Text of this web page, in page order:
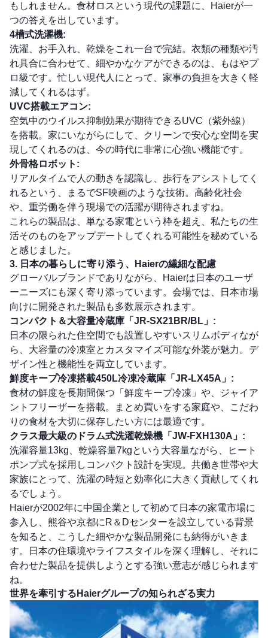
もしれません。食材ロスという現代の課題に、Haierが一
つの答えを出しています。
4槽式洗濯機:
洗濯、お手入れ、乾燥をこれ一台で完結。衣類の種類や汚
れ具合に合わせて、細やかなケアができるのは、もはやプ
ロ級です。忙しい現代人にとって、家事の負担を大きく軽
減してくれるはず。
UVC搭載エアコン:
空気中のウイルス抑制効果が期待できるUVC（紫外線）
を搭載。家にいながらにして、クリーンで安心な空間を実
現してくれるのは、今の時代に非常に心強い機能です。
外骨格ロボット:
リアルタイムで人の動きを認識し、歩行をアシストしてく
れるという、まるでSF映画のような技術。高齢化社会
や、重労働を伴う現場での活躍が期待されますね。
これらの製品は、単なる家電という枠を超え、私たちの生
活そのものをアップデートしてくれる可能性を秘めている
と感じました。
3. 日本の暮らしに寄り添う、Haierの繊細な配慮
グローバルブランドでありながら、Haierは日本のユーザ
ーニーズにも深く寄り添っています。会場では、日本市場
向けに開発された製品も多数展示されます。
コンパクト＆大容量冷蔵庫「JR-SX21BR/BL」:
日本の限られた住空間でも設置しやすいスリムボディなが
ら、大容量の冷凍室とカスタマイズ可能な外装が魅力。デ
ザイン性と機能性を両立しています。
鮮度キープ冷凍搭載450L冷凍冷蔵庫「JR-LX45A」:
食材の鮮度を長期間保つ「鮮度キープ冷凍」や、ジャイア
ントフリーザーを搭載。まとめ買いをする家庭や、こだわ
りの食材を大切に保存したい方には最適です。
クラス最大級のドラム式洗濯乾燥機「JW-FXH130A」:
洗濯容量13kg、乾燥容量7kgという大容量ながら、ヒート
ポンプ式を採用しコンパクト設計を実現。共働き世帯や大
家族にとって、洗濯の時短と効率化に大きく貢献してくれ
るでしょう。
Haierが2002年に中国企業として初めて日本の家電市場に
参入し、熊谷や京都にR＆Dセンターを設立している背景
を知ると、こうした細やかな製品開発にも納得がいきま
す。日本の住環境やライフスタイルを深く理解し、それに
合わせた製品を提供しようとする強い意志が感じられます
ね。
世界を牽引するHaierグループの知られざる実力